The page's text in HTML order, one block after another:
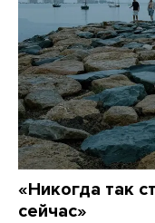
«Никогда так
сейчас»